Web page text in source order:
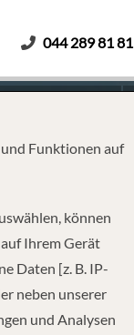
044 289 81 81
Funktionen auf
können
Ihrem Gerät
Daten [z. B. IP-
neben unserer
und Analysen